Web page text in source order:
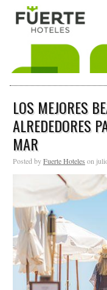
LOS MEJORES
ALREDEDORES
MAR
Posted byFuerte Hoteles on